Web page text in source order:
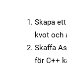
Skapa
kvot och
Skaffa
för C++